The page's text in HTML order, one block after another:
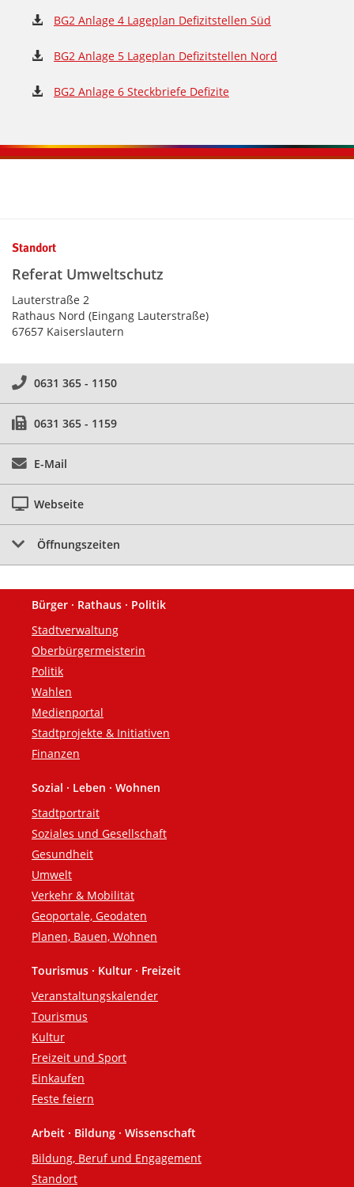
BG2 Anlage 4 Lageplan Defizitstellen Süd
BG2 Anlage 5 Lageplan Defizitstellen Nord
BG2 Anlage 6 Steckbriefe Defizite
Standort
Referat Umweltschutz
Lauterstraße 2
Rathaus Nord (Eingang Lauterstraße)
67657 Kaiserslautern
0631 365 - 1150
0631 365 - 1159
E-Mail
Webseite
Öffnungszeiten
Fußzeile
Bürger · Rathaus · Politik
Stadtverwaltung
Oberbürgermeisterin
Politik
Wahlen
Medienportal
Stadtprojekte & Initiativen
Finanzen
Sozial · Leben · Wohnen
Stadtportrait
Soziales und Gesellschaft
Gesundheit
Umwelt
Verkehr & Mobilität
Geoportale, Geodaten
Planen, Bauen, Wohnen
Tourismus · Kultur · Freizeit
Veranstaltungskalender
Tourismus
Kultur
Freizeit und Sport
Einkaufen
Feste feiern
Arbeit · Bildung · Wissenschaft
Bildung, Beruf und Engagement
Standort